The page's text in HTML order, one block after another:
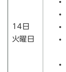
14日
火曜日